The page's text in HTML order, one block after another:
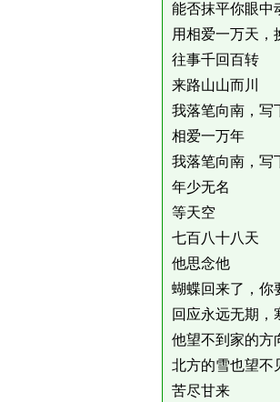
能否抹平你眼中
用相爱一万天，
往事千回百转
来路山山而川
我落笔向南，写
相爱一万年
我落笔向南，写
年少无名
等天空
七百八十八天
他思念他
蝴蝶回来了，你
回应永远无期，
他望不到家的方
北方的雪也望不
苦尽甘来